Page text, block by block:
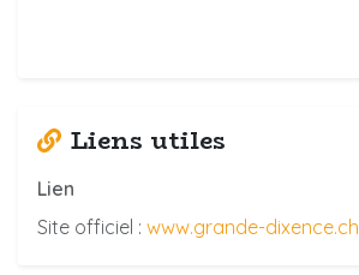
Liens utiles
Lien
Site officiel : www.grande-dixence.ch